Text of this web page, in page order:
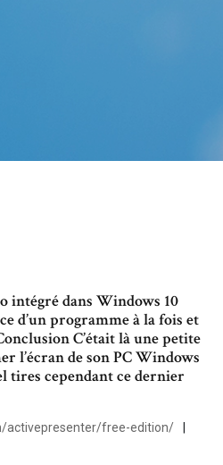
intégré dans Windows 10
d’un programme à la fois et
C’était là une petite
l’écran de son PC Windows
tires cependant ce dernier
activepresenter/free-edition/